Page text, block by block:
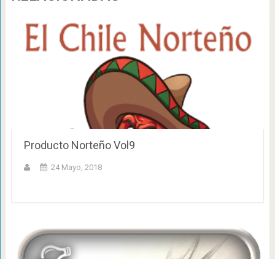
Producto Norteño Vol9
24 Mayo, 2018